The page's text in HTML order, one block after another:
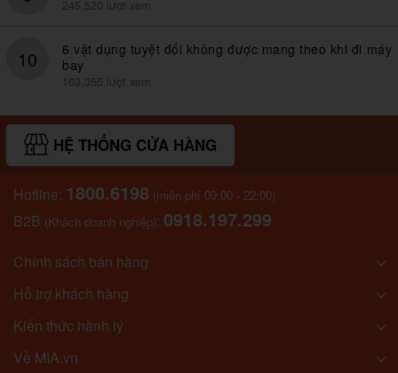
245,520 lượt xem
10
6 vật dụng tuyệt đối không được mang theo khi đi máy
bay
163,355 lượt xem
HỆ THỐNG CỬA HÀNG
Hotline: 1800.6198 (miễn phí 09:00 - 22:00)
B2B (Khách doanh nghiệp): 0918.197.299
Chính sách bán hàng
Hỗ trợ khách hàng
Kiến thức hành lý
Về MIA.vn